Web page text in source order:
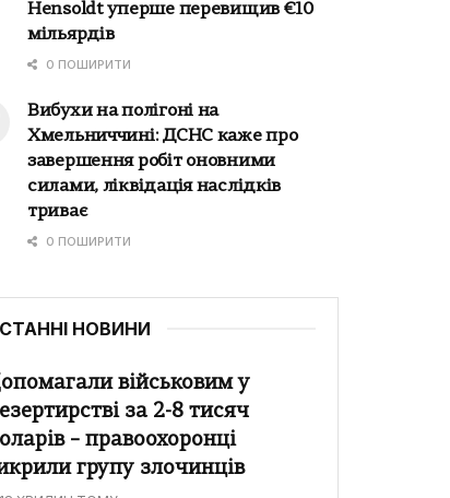
Hensoldt уперше перевищив €10
мільярдів
0 ПОШИРИТИ
Вибухи на полігоні на
Хмельниччині: ДСНС каже про
завершення робіт оновними
силами, ліквідація наслідків
триває
0 ПОШИРИТИ
НОВИНИ
військовим у
за 2-8 тисяч
– правоохоронці
групу злочинців